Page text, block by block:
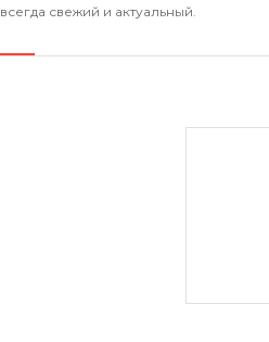
всегда свежий и актуальный.